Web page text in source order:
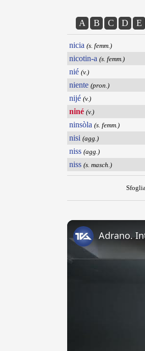
A B C D E
nicia (s. femm.)
nicotin-a (s. femm.)
nié (v.)
niente (pron.)
nijé (v.)
niné (v.)
ninsòla (s. femm.)
nisi (agg.)
niss (agg.)
niss (s. masch.)